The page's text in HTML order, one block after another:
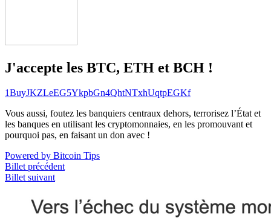
J'accepte les BTC, ETH et BCH !
1BuyJKZLeEG5YkpbGn4QhtNTxhUqtpEGKf
Vous aussi, foutez les banquiers centraux dehors, terrorisez l’État et
les banques en utilisant les cryptomonnaies, en les promouvant et
pourquoi pas, en faisant un don avec !
Powered by Bitcoin Tips
Billet précédent
Billet suivant